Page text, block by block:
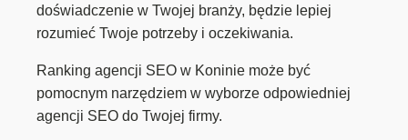
doświadczenie w Twojej branży, będzie lepiej
rozumieć Twoje potrzeby i oczekiwania.
Ranking agencji SEO w Koninie może być
pomocnym narzędziem w wyborze odpowiedniej
agencji SEO do Twojej firmy.